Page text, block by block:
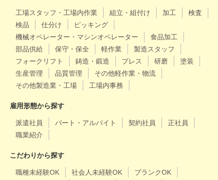
工場スタッフ・工場内作業 組立・組付け 加工
検査
検品
仕分け
ピッキング
機械オペレーター・マシンオペレーター
食品加工
部品供給
保守・保全 軽作業
製造スタッフ
フォークリフト
鋳造・鍛造 プレス 研磨
塗装
生産管理
品質管理
その他軽作業・物流
その他製造業・工場
工場内事務
雇用形態から探す
派遣社員 パート・アルバイト 契約社員
正社員
職業紹介
こだわりから探す
職種未経験OK 社会人未経験OK
ブランクOK